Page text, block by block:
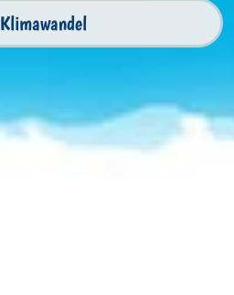
Klimawandel